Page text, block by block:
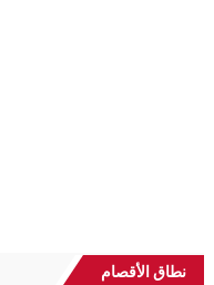
نطاق الأقصام